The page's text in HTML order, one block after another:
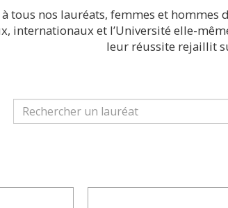
à tous nos lauréats, femmes et hommes
internationaux et l’Université elle-
leur réussite rejaillit